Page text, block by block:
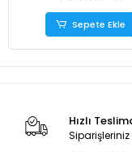
Sepete Ekle
Hızlı
Siparişleriniz